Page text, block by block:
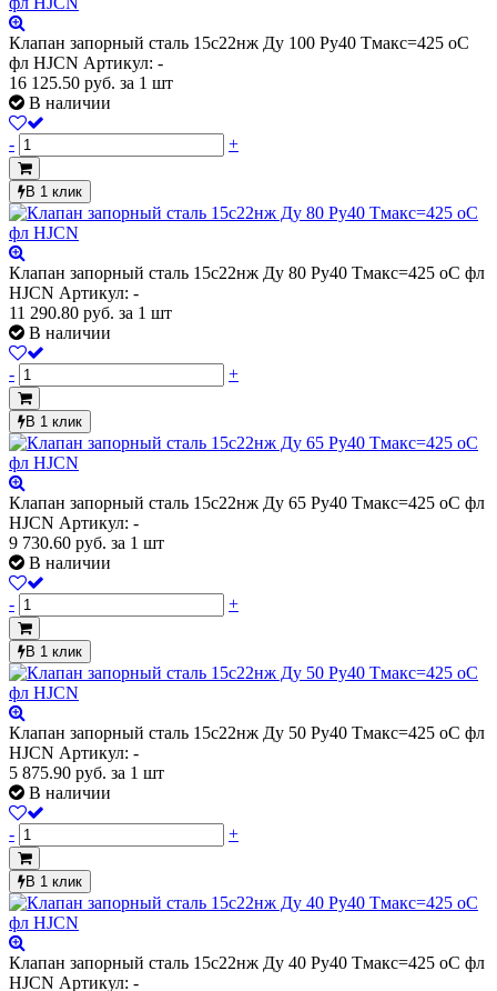
Клапан запорный сталь 15с22нж Ду 100 Ру40 Тмакс=425 оС
фл HJCN Артикул: -
16 125.50 руб. за 1 шт
В наличии
- +
В 1 клик
Клапан запорный сталь 15с22нж Ду 80 Ру40 Тмакс=425 оС фл
HJCN Артикул: -
11 290.80 руб. за 1 шт
В наличии
- +
В 1 клик
Клапан запорный сталь 15с22нж Ду 65 Ру40 Тмакс=425 оС фл
HJCN Артикул: -
9 730.60 руб. за 1 шт
В наличии
- +
В 1 клик
Клапан запорный сталь 15с22нж Ду 50 Ру40 Тмакс=425 оС фл
HJCN Артикул: -
5 875.90 руб. за 1 шт
В наличии
- +
В 1 клик
Клапан запорный сталь 15с22нж Ду 40 Ру40 Тмакс=425 оС фл
HJCN Артикул: -